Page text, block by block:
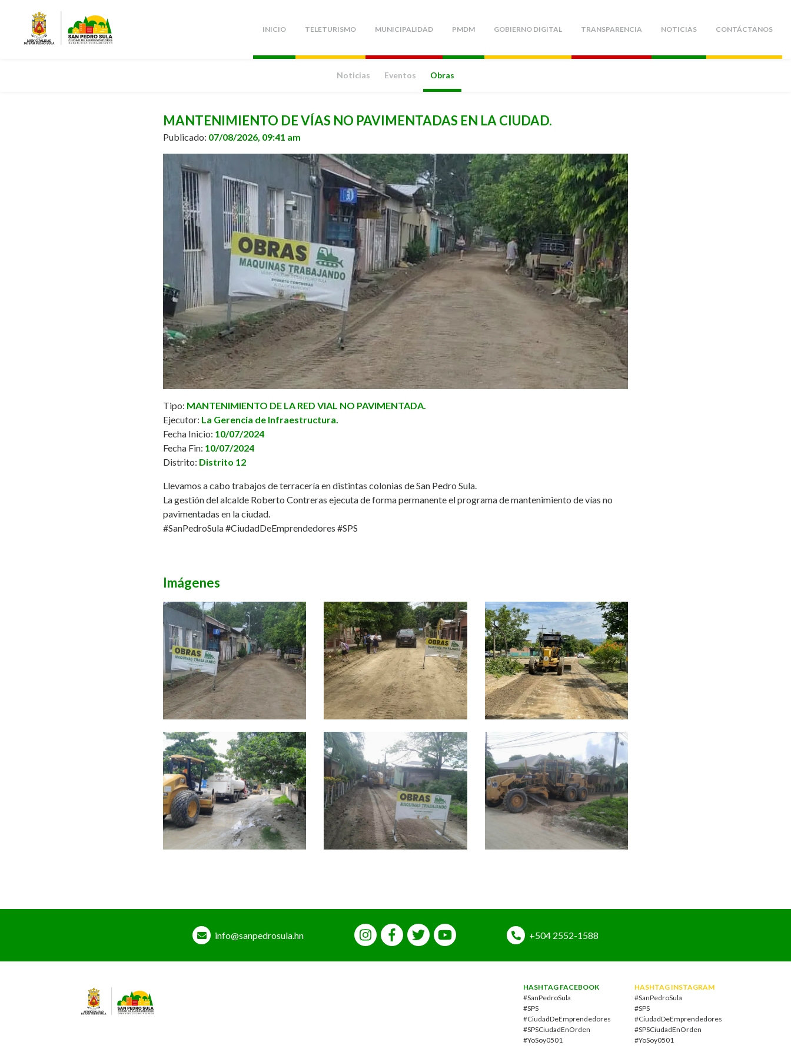
INICIO TELETURISMO MUNICIPALIDAD PMDM GOBIERNO DIGITAL TRANSPARENCIA NOTICIAS CONTÁCTANOS
Noticias Eventos Obras
MANTENIMIENTO DE VÍAS NO PAVIMENTADAS EN LA CIUDAD.
Publicado: 07/08/2026, 09:41 am
Tipo: MANTENIMIENTO DE LA RED VIAL NO PAVIMENTADA.
Ejecutor: La Gerencia de Infraestructura.
Fecha Inicio: 10/07/2024
Fecha Fin: 10/07/2024
Distrito: Distrito 12
Llevamos a cabo trabajos de terracería en distintas colonias de San Pedro Sula.
La gestión del alcalde Roberto Contreras ejecuta de forma permanente el programa de mantenimiento de vías no
pavimentadas en la ciudad.
#SanPedroSula#CiudadDeEmprendedores #SPS
Imágenes
info@sanpedrosula.hn +504 2552-1588
HASHTAG FACEBOOK
#SanPedroSula
#SPS
#CiudadDeEmprendedores
#SPSCiudadEnOrden
#YoSoy0501
HASHTAG INSTAGRAM
#SanPedroSula
#SPS
#CiudadDeEmprendedores
#SPSCiudadEnOrden
#YoSoy0501